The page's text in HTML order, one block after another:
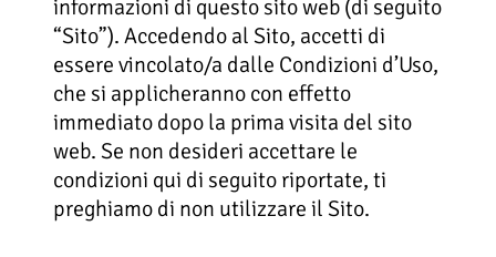
informazioni di questo sito web (di seguito
“Sito”). Accedendo al Sito, accetti di
essere vincolato/a dalle Condizioni d’Uso,
che si applicheranno con effetto
immediato dopo la prima visita del sito
web. Se non desideri accettare le
condizioni qui di seguito riportate, ti
preghiamo di non utilizzare il Sito.